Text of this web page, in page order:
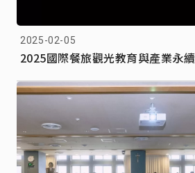
2025-02-05
2025國際餐旅觀光教育與產業永